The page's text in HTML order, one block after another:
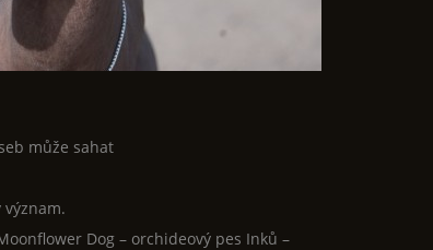
může sahat
Dog – orchideový pes Inků –